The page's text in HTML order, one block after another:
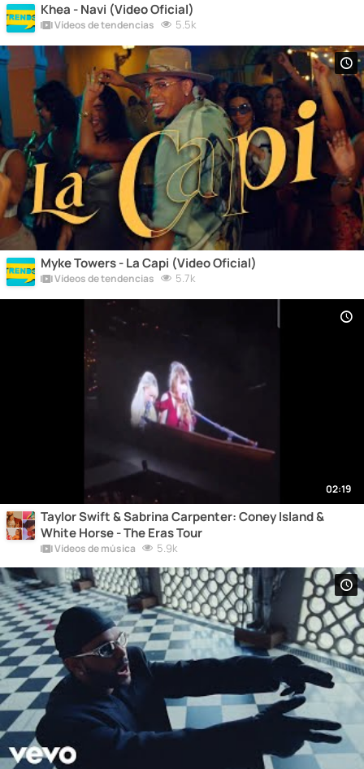
Khea - Navi (Video Oficial)
Vídeos de tendencias 5.5k
Myke Towers - La Capi (Video Oficial)
Vídeos de tendencias 5.7k
02:19
Taylor Swift & Sabrina Carpenter: Coney Island &
White Horse - The Eras Tour
Vídeos de música 5.9k